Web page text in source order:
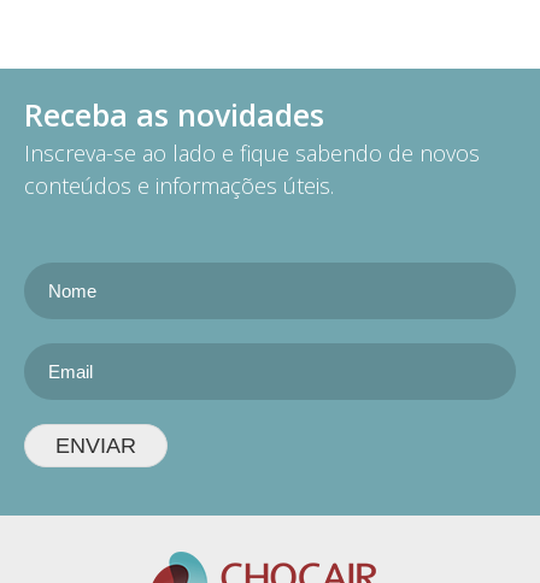
Receba as novidades
Inscreva-se ao lado e fique sabendo de novos
conteúdos e informações úteis.
ENVIAR